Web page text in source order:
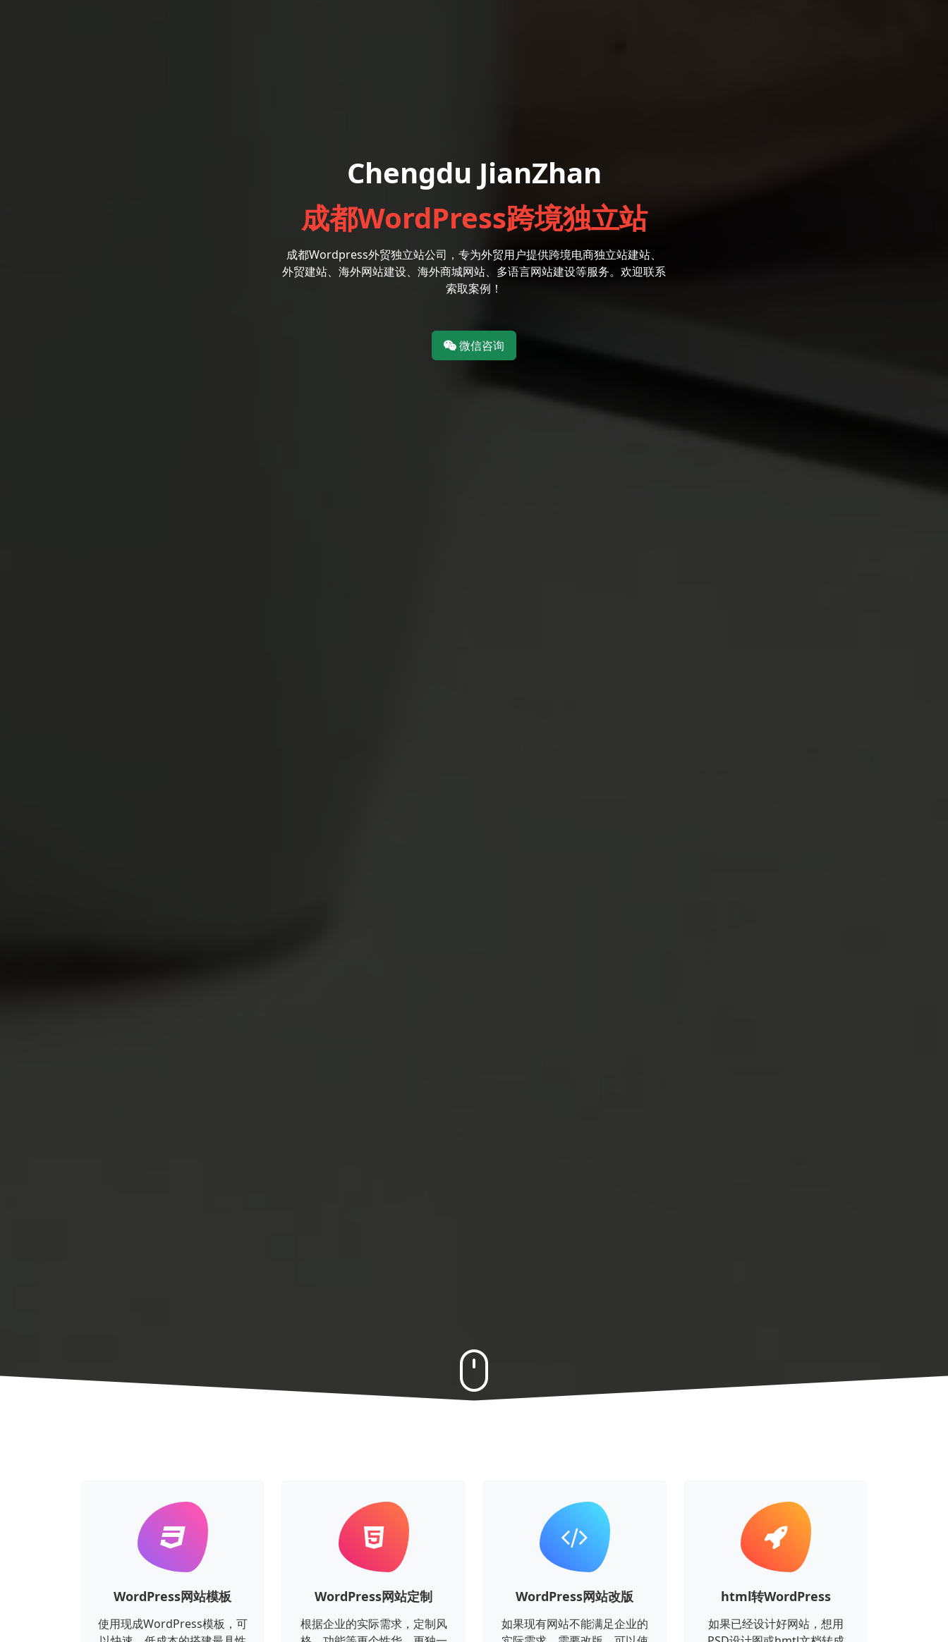
Chengdu JianZhan
成都WordPress跨境独立站
成都Wordpress外贸独立站公司，专为外贸用户提供跨境电商独立站建站、
外贸建站、海外网站建设、海外商城网站、多语言网站建设等服务。欢迎联系
索取案例！
微信咨询
WordPress网站模板
使用现成WordPress模板，可
WordPress网站定制
根据企业的实际需求，定制风
WordPress网站改版
如果现有网站不能满足企业的
html转WordPress
如果已经设计好网站，想用